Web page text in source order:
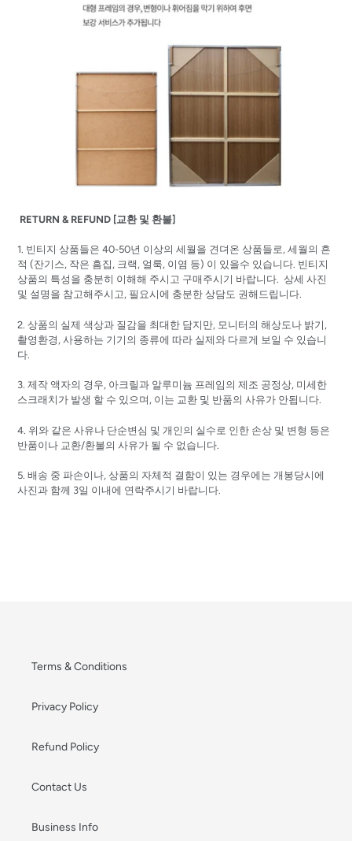
RETURN & REFUND [교환 및 환불]
1. 빈티지 상품들은 40-50년 이상의 세월을 견뎌온 상품들로, 세월의 흔
적 (잔기스, 작은 흠집, 크랙, 얼룩, 이염 등) 이 있을수 있습니다. 빈티지
상품의 특성을 충분히 이해해 주시고 구매주시기 바랍니다. 상세 사진
및 설명을 참고해주시고, 필요시에 충분한 상담도 권해드립니다.
2. 상품의 실제 색상과 질감을 최대한 담지만, 모니터의 해상도나 밝기,
촬영환경, 사용하는 기기의 종류에 따라 실제와 다르게 보일 수 있습니
다.
3. 제작 액자의 경우, 아크릴과 알루미늄 프레임의 제조 공정상, 미세한
스크래치가 발생 할 수 있으며, 이는 교환 및 반품의 사유가 안됩니다.
4. 위와 같은 사유나 단순변심 및 개인의 실수로 인한 손상 및 변형 등은
반품이나 교환/환불의 사유가 될 수 없습니다.
5. 배송 중 파손이나, 상품의 자체적 결함이 있는 경우에는 개봉당시에
사진과 함께 3일 이내에 연락주시기 바랍니다.
Terms & Conditions
Privacy Policy
Refund Policy
Contact Us
Business Info